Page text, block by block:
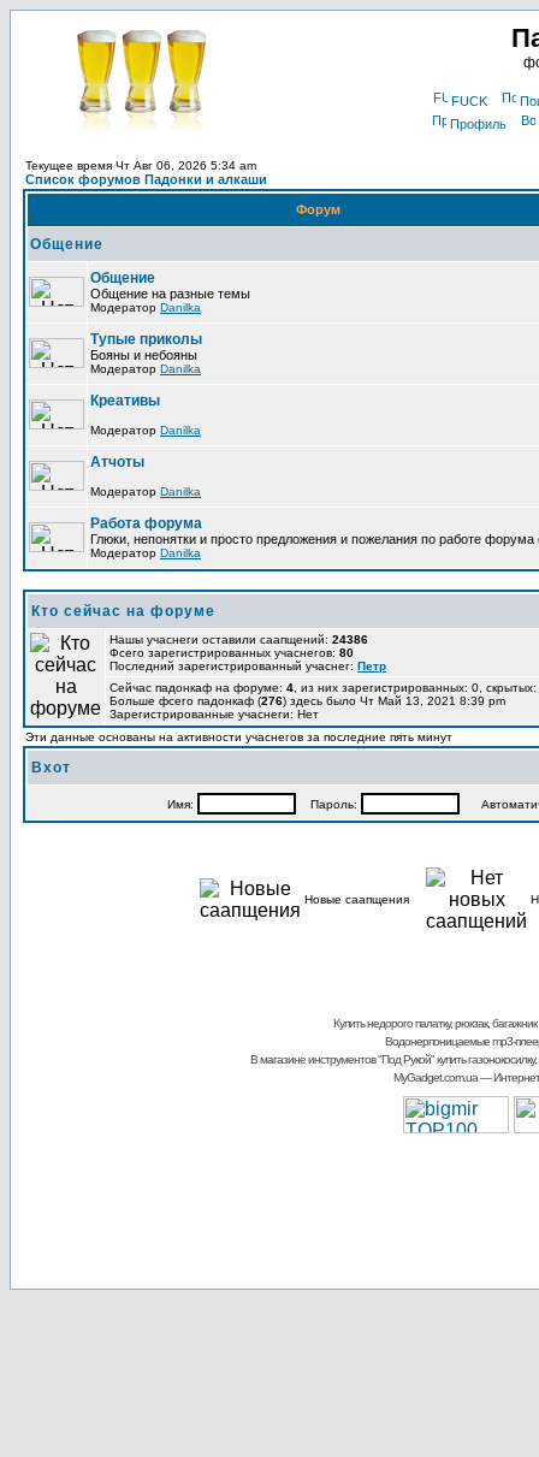
FUCK
Профиль
Текущее время Чт Авг 06, 2026 5:34 am
Список форумов Падонки и алкаши
Форум
Общение
Общение
Общение на разные темы
Модератор Danilka
Тупые приколы
Бояны и небояны
Модератор Danilka
Креативы
Модератор Danilka
Атчоты
Модератор Danilka
Работа форума
Глюки, непонятки и просто предложения и пожелания по работе форума
Модератор Danilka
Кто сейчас на форуме
Нашы учаснеги оставили саапщений: 24386
Фсего зарегистрированных учаснегов: 80
Последний зарегистрированный учаснег: Петр
Сейчас падонкаф на форуме: 4 , из них зарегистрированных: 0,
Больше фсего падонкаф (276) здесь было Чт Май 13, 2021 8:39 pm
Зарегистрированные учаснеги: Нет
Эти данные основаны на активности учаснегов за последние пять минут
Вхот
Имя: Пароль:
Новые саапщения
Купить недорого палатку, рюкзак, багажник
Водонерпоницаемые mp3-
В магазине инструментов "Под Рукой"купить
MyGadget.com.ua—